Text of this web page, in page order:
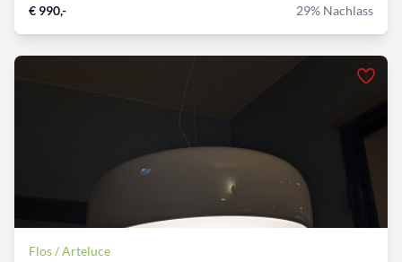
€ 990,- 29% Nachlass
Flos / Arteluce